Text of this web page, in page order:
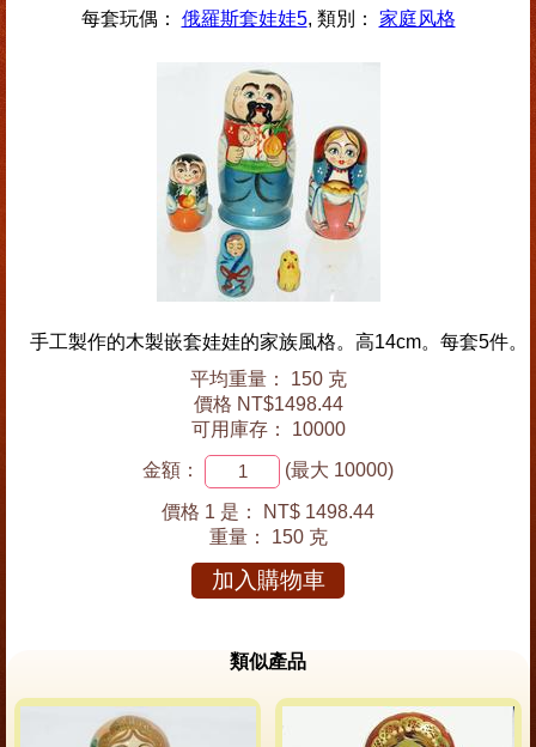
每套玩偶： 俄羅斯套娃娃5, 類別： 家庭风格
手工製作的木製嵌套娃娃的家族風格。高14cm。每套5件。
平均重量： 150 克
價格 NT$1498.44
可用庫存： 10000
金額： (最大 10000)
價格 1 是：
NT$ 1498.44
重量： 150 克
加入購物車
類似產品